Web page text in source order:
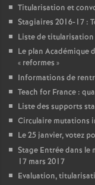
Titularisation et
Stagiaires 2016-17 :
Liste de
Le plan Académique
« reformes »
Informations de
Teach for France :
Liste des supports
Circulaire mutations
Le 25 janvier, votez
Stage Entrée dans
17 mars 2017
Evaluation,